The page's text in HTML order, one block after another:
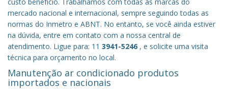
mercado nacional e internacional, sempre seguindo todas as
normas do Inmetro e ABNT. No entanto, se você ainda estiver
na dúvida, entre em contato com a nossa central de
atendimento. Ligue para: 11 3941-5246 , e solicite uma visita
técnica para orçamento no local.
Manutenção ar condicionado produtos
importados e nacionais